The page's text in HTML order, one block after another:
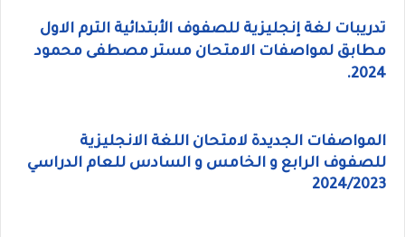
تدريبات لغة إنجليزية للصفوف الأبتدائية الترم الاول
مطابق لمواصفات الامتحان مستر مصطفى محمود
2024.
المواصفات الجديدة لامتحان اللغة الانجليزية
للصفوف الرابع و الخامس و السادس للعام الدراسي
2024/2023